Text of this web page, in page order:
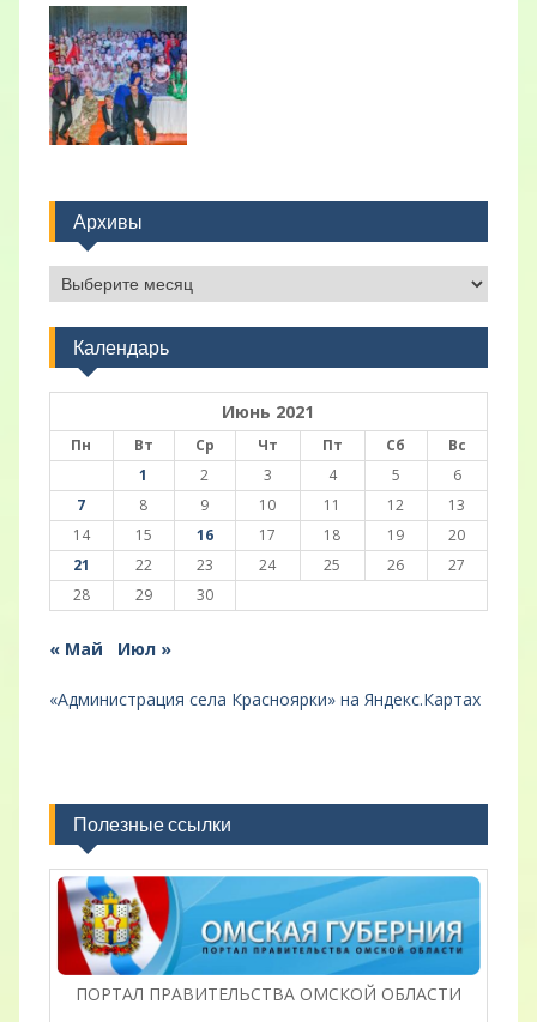
Архивы
Архивы
Календарь
Июнь 2021
Пн Вт Ср Чт Пт Сб
Вс
1
2 3 4 5
6
7
8 9 10 11 12
13
14
15 16 17 18 19
20
21
22 23 24 25 26
27
28
29 30
« Май Июл »
«Администрация села Красноярки» на Яндекс.Картах
Полезные ссылки
ПОРТАЛ ПРАВИТЕЛЬСТВА ОМСКОЙ ОБЛАСТИ